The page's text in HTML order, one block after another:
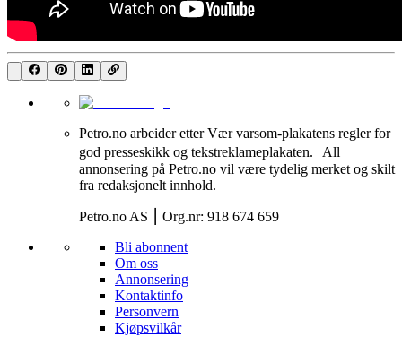
Petro.no arbeider etter Vær varsom-plakatens regler for
god presseskikk og tekstreklameplakaten. All
annonsering på Petro.no vil være tydelig merket og skilt
fra redaksjonelt innhold.
Petro.no AS ⎮ Org.nr: 918 674 659
Bli abonnent
Om oss
Annonsering
Kontaktinfo
Personvern
Kjøpsvilkår